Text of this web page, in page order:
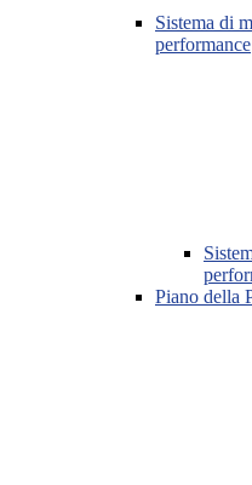
Sistema di
performance
Piano della